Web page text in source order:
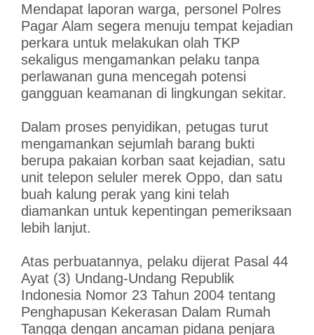
Mendapat laporan warga, personel Polres
Pagar Alam segera menuju tempat kejadian
perkara untuk melakukan olah TKP
sekaligus mengamankan pelaku tanpa
perlawanan guna mencegah potensi
gangguan keamanan di lingkungan sekitar.
Dalam proses penyidikan, petugas turut
mengamankan sejumlah barang bukti
berupa pakaian korban saat kejadian, satu
unit telepon seluler merek Oppo, dan satu
buah kalung perak yang kini telah
diamankan untuk kepentingan pemeriksaan
lebih lanjut.
Atas perbuatannya, pelaku dijerat Pasal 44
Ayat (3) Undang-Undang Republik
Indonesia Nomor 23 Tahun 2004 tentang
Penghapusan Kekerasan Dalam Rumah
Tangga dengan ancaman pidana penjara